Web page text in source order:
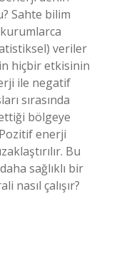
Sahte bilim
veriler
hiçbir etkisinin
ile negatif
sırasında
bölgeye
enerji
Bu
sağlıklı bir
nasıl çalışır?